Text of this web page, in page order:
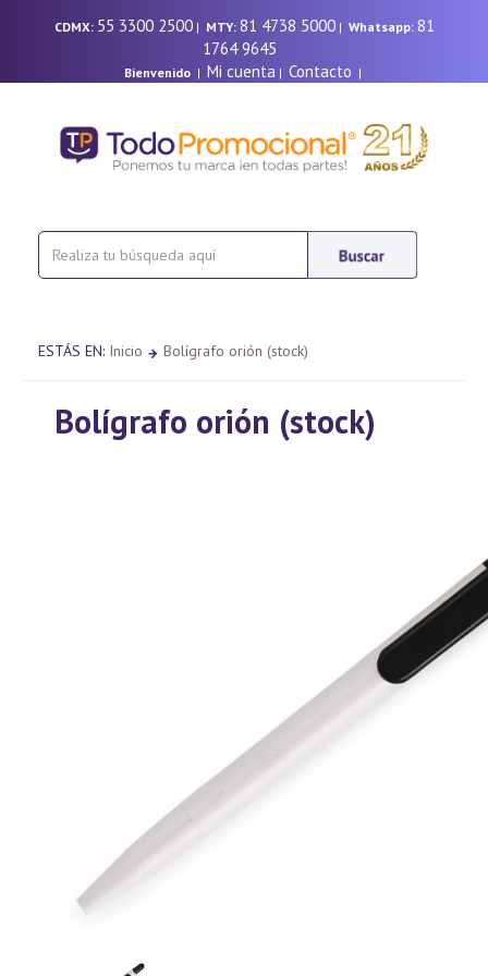
CDMX: 55 3300 2500| MTY: 81 4738 5000| Whatsapp: 81
1764 9645
Bienvenido| Mi cuenta | Contacto |
ESTÁS EN: Inicio Bolígrafo orión (stock)
Bolígrafo orión (stock)